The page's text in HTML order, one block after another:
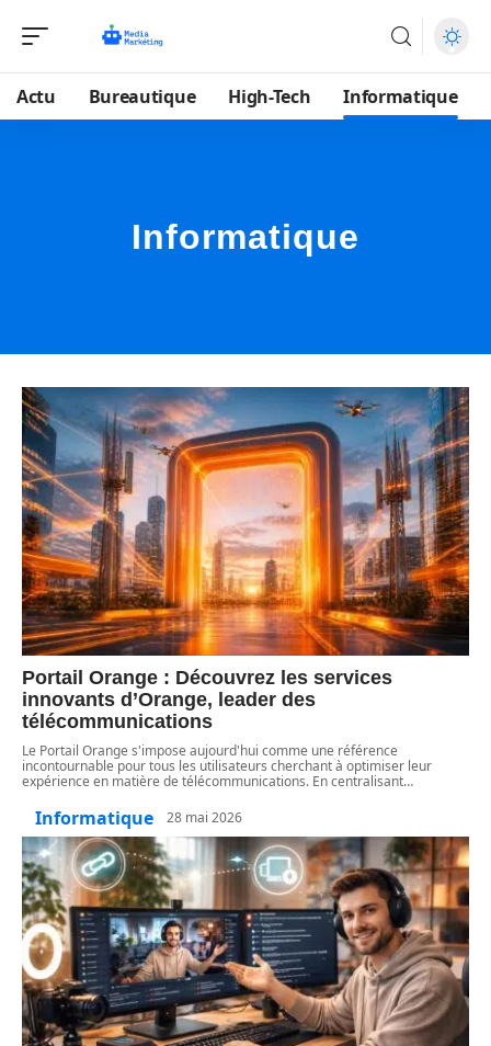
Actu Bureautique High-Tech Informatique
Informatique
Portail Orange : Découvrez les services
innovants d’Orange, leader des
télécommunications
Le Portail Orange s'impose aujourd'hui comme une référence
incontournable pour tous les utilisateurs cherchant à optimiser leur
expérience en matière de télécommunications. En centralisant…
Informatique 28 mai 2026